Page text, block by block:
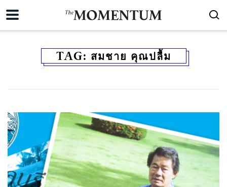
TAG: สมชาย คุณปลื้ม